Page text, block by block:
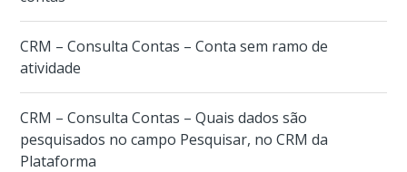
CRM – Consulta Contas – Conta sem ramo de
atividade
CRM – Consulta Contas – Quais dados são
pesquisados no campo Pesquisar, no CRM da
Plataforma